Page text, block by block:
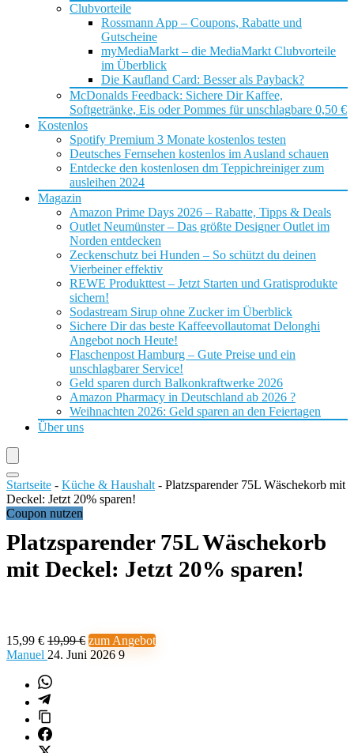
Clubvorteile
Rossmann App – Coupons, Rabatte und
Gutscheine
myMediaMarkt – die MediaMarkt Clubvorteile
im Überblick
Die Kaufland Card: Besser als Payback?
McDonalds Feedback: Sichere Dir Kaffee,
Softgetränke, Eis oder Pommes für unschlagbare 0,50 €
Kostenlos
Spotify Premium 3 Monate kostenlos testen
Deutsches Fernsehen kostenlos im Ausland schauen
Entdecke den kostenlosen dm Teppichreiniger zum
ausleihen 2024
Magazin
Amazon Prime Days 2026 – Rabatte, Tipps & Deals
Outlet Neumünster – Das größte Designer Outlet im
Norden entdecken
Zeckenschutz bei Hunden – So schützt du deinen
Vierbeiner effektiv
REWE Produkttest – Jetzt Starten und Gratisprodukte
sichern!
Sodastream Sirup ohne Zucker im Überblick
Sichere Dir das beste Kaffeevollautomat Delonghi
Angebot noch Heute!
Flaschenpost Hamburg – Gute Preise und ein
unschlagbarer Service!
Geld sparen durch Balkonkraftwerke 2026
Amazon Pharmacy in Deutschland ab 2026 ?
Weihnachten 2026: Geld sparen an den Feiertagen
Über uns
Startseite - Küche & Haushalt - Platzsparender 75L Wäschekorb mit
Deckel: Jetzt 20% sparen!
Coupon nutzen
Platzsparender 75L Wäschekorb
mit Deckel: Jetzt 20% sparen!
15,99 € 19,99 € zum Angebot
Manuel 24. Juni 2026 9